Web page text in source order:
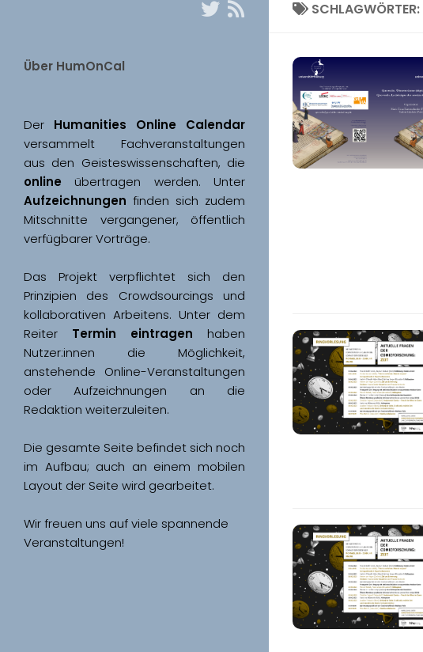
SCHLAGWÖRTER:
Über HumOnCal
Der
versammelt Fachveranstaltungen
online
Aufzeichnungen finden sich zudem
Mitschnitte vergangener, öffentlich
Das Projekt verpflichtet sich den
Prinzipien des Crowdsourcings und
kollaborativen Arbeitens. Unter dem
Reiter Termin eintragen haben
Nutzer:innen die Möglichkeit,
anstehende Online-Veranstaltungen
oder Aufzeichnungen an die
Redaktion weiterzuleiten.
Die gesamte Seite befindet sich noch
im Aufbau; auch an einem mobilen
Wir freuen uns auf viele spannende
Veranstaltungen!